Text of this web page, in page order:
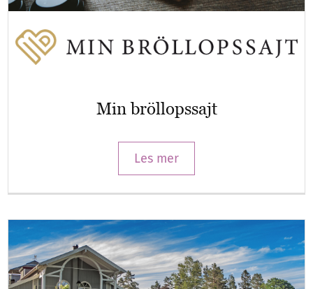
Min bröllopssajt
Les mer